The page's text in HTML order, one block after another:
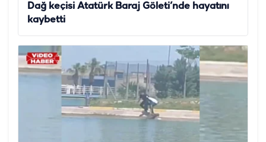
Dağ keçisi Atatürk Baraj Göleti’nde hayatını
kaybetti